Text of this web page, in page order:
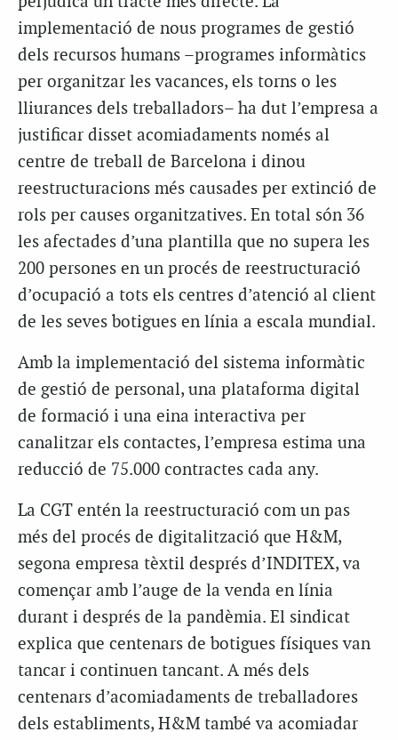
implementació de nous programes de gestió
dels recursos humans –programes informàtics
per organitzar les vacances, els torns o les
lliurances dels treballadors– ha dut l’empresa a
justificar disset acomiadaments només al
centre de treball de Barcelona i dinou
reestructuracions més causades per extinció de
rols per causes organitzatives. En total són 36
les afectades d’una plantilla que no supera les
200 persones en un procés de reestructuració
d’ocupació a tots els centres d’atenció al client
de les seves botigues en línia a escala mundial.
Amb la implementació del sistema informàtic
de gestió de personal, una plataforma digital
de formació i una eina interactiva per
canalitzar els contactes, l’empresa estima una
reducció de 75.000 contractes cada any.
La CGT entén la reestructuració com un pas
més del procés de digitalització que H&M,
segona empresa tèxtil després d’INDITEX, va
començar amb l’auge de la venda en línia
durant i després de la pandèmia. El sindicat
explica que centenars de botigues físiques van
tancar i continuen tancant. A més dels
centenars d’acomiadaments de treballadores
dels establiments, H&M també va acomiadar